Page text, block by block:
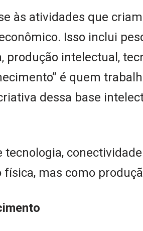
às atividades que
Isso inclui
produção intelectual,
é quem
dessa base
tecnologia,
mas como